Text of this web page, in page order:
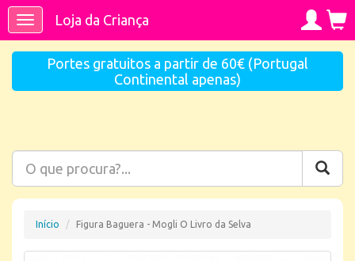
ToggleLoja da Criança
Portes gratuitos a partir de 60€ (Portugal
Continental apenas)
Início Figura Baguera - Mogli O Livro da Selva